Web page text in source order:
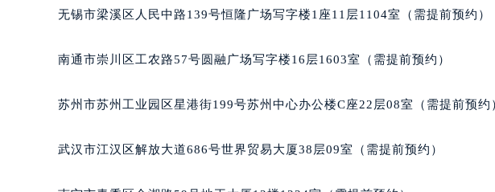
内蒙古自治区包头市青山区幸福路甲3号王府井百货名表维修
内蒙古自治区鄂尔多斯市东胜区伊金霍洛街宝玑售后服务中
内蒙古自治区通辽市科尔沁区明仁大街宝玑售后服务中心（需
内蒙古自治区乌兰察布市集宁区恩和大街宝玑售后服务中心
内蒙古自治区兴安盟市乌兰浩特市兴安大街宝玑售后服务中
无锡市梁溪区人民中路139号恒隆广场写字楼1座11层1104室（需提前预约）
南通市崇川区工农路57号圆融广场写字楼16层1603室（需提前预约）
苏州市苏州工业园区星港街199号苏州中心办公楼C座22层08室（需提前预约
武汉市江汉区解放大道686号世界贸易大厦38层09室（需提前预约）